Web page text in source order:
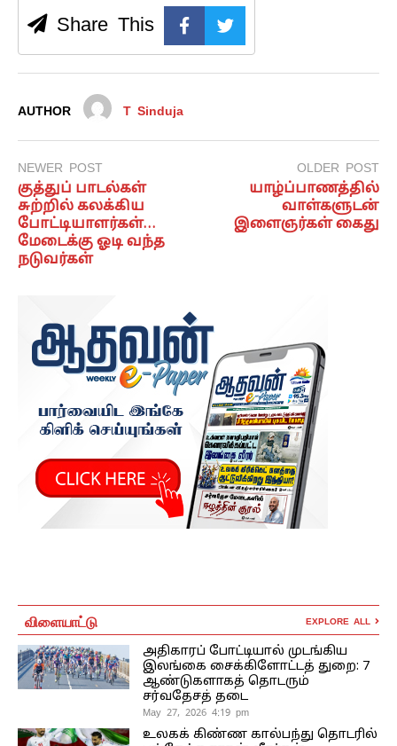
Share This
AUTHOR T Sinduja
NEWER POST
குத்துப் பாடல்கள்
சுற்றில் கலக்கிய
போட்டியாளர்கள்…
மேடைக்கு ஓடி வந்த
நடுவர்கள்
OLDER POST
யாழ்ப்பாணத்தில்
வாள்களுடன்
இளைஞர்கள் கைது
விளையாட்டு EXPLORE ALL
அதிகாரப் போட்டியால் முடங்கிய
இலங்கை சைக்கிளோட்டத் துறை: 7
ஆண்டுகளாகத் தொடரும்
சர்வதேசத் தடை
May 27, 2026 4:19 pm
உலகக் கிண்ண கால்பந்து தொடரில்